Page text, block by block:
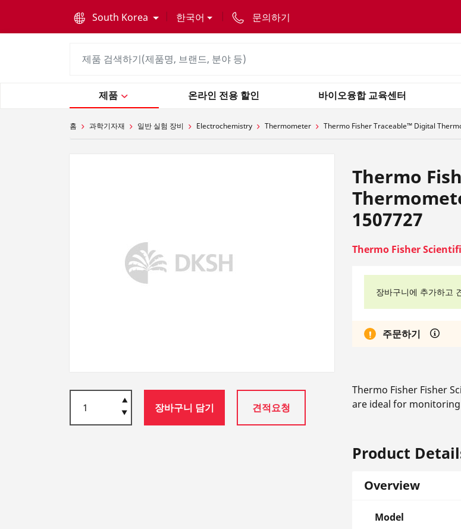
South Korea
한국어 문의하기
제품 온라인 전용 할인 바이오융합 교육센터
홈 과학기자재 일반 실험 장비 Electrochemistry Thermometer Thermo Fisher Traceable™ Digital
장바구니 담기 견적요청
Thermo
1507727
Thermo Fisher
장바구니에 추가하고
주문하기
Thermo Fisher Fisher
are ideal for
Product
Overview
Model